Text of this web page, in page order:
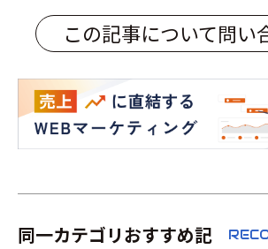
この記事について問い
同一カテゴリおすすめ記